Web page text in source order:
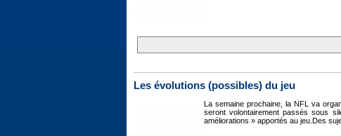
Les évolutions (possibles) du jeu
La semaine prochaine, la NFL va
seront volontairement passés sous
améliorations » apportés au jeu.Des